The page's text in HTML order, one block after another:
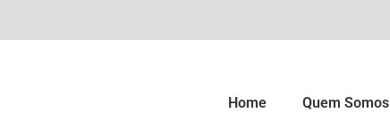
Home Quem Somos